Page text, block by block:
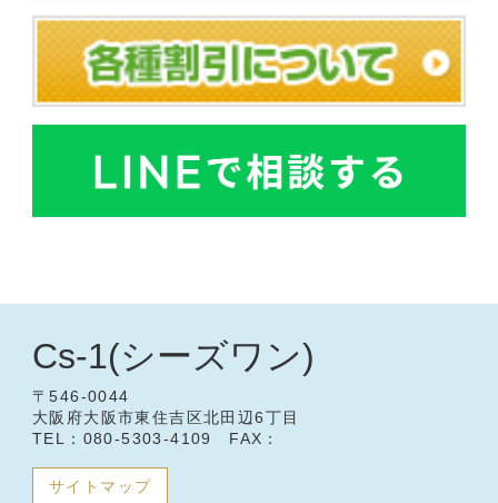
Cs-1(シーズワン)
〒546-0044
大阪府大阪市東住吉区北田辺6丁目
TEL：080-5303-4109 FAX：
サイトマップ